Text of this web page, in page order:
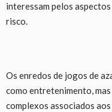
interessam pelos
risco.
Os enredos de jogos de
como entretenimento,
complexos associados